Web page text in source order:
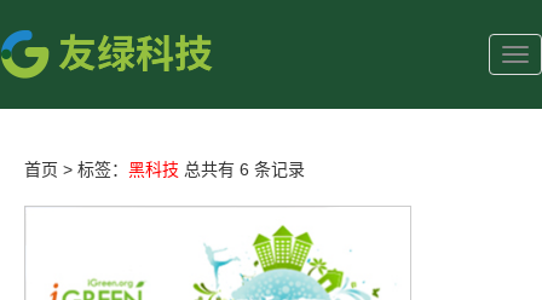
首页 > 标签： 黑科技 总共有 6 条记录